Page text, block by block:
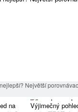
Největší